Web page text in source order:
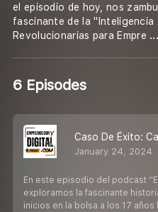
el episodio de hoy, nos
fascinante de la
Revolucionarias para Empre
6 Episodes
January 24, 2024
En este episodio del podcast
exploramos la fascinante
inicios en la bolsa a los 17